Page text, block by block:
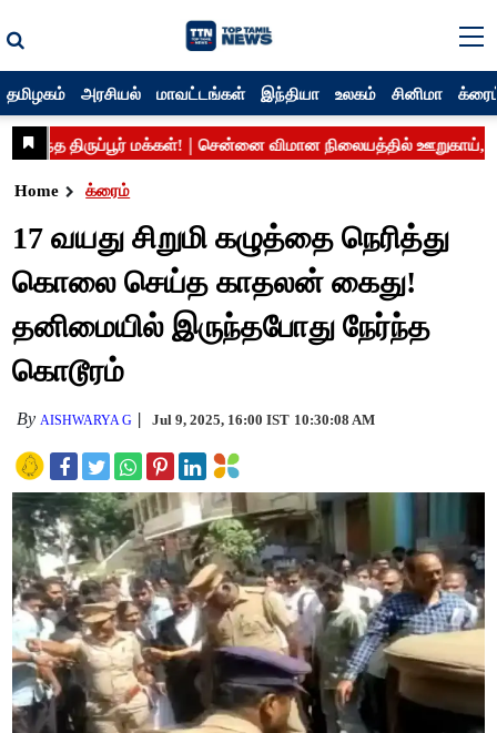
தமிழகம் அரசியல் மாவட்டங்கள் இந்தியா உலகம் சினிமா
Home க்ரைம்
17 வயது சிறுமி கழுத்தை நெரித்து
கொலை செய்த காதலன் கைது!
தனிமையில் இருந்தபோது நேர்ந்த
கொடூரம்
By AISHWARYA G Jul 9, 2025, 16:00 IST 10:30:08 AM